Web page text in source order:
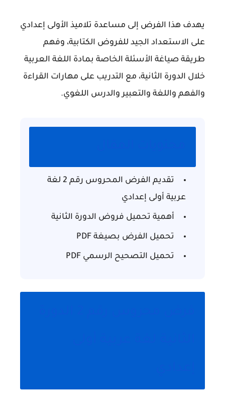
يهدف هذا الفرض إلى مساعدة تلاميذ الأولى إعدادي
على الاستعداد الجيد للفروض الكتابية، وفهم
طريقة صياغة الأسئلة الخاصة بمادة اللغة العربية
خلال الدورة الثانية، مع التدريب على مهارات القراءة
والفهم واللغة والتعبير والدرس اللغوي.
تقديم الفرض المحروس رقم 2 لغة
عربية أولى إعدادي
أهمية تحميل فروض الدورة الثانية
تحميل الفرض بصيغة PDF
تحميل التصحيح الرسمي PDF